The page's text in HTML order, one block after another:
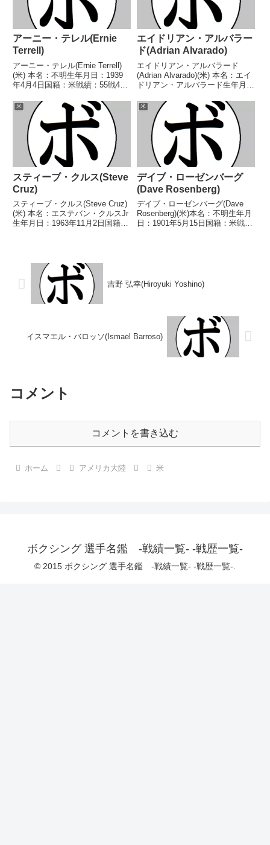
アーニー・テレル(Ernie
Terrell)
アーニー・テレル(Ernie Terrell)
(米) 本名：不明生年月日：1939
年4月4日国籍：米戦績：55戦46
米-イリノイ州ヘビー級王座WBA
世界ヘビー級王座 【戦歴】
1957/05/15 ○4R判...
エイドリアン・アルバラー
ド(Adrian Alvarado)
エイドリアン・アルバラード
(Adrian Alvarado)(米) 本名：エイ
ドリアン・アルバラード生年月
績：17戦12勝(6KO)3敗2分 【獲
得タイトル】なし 【戦歴】
2020/02/07 ○1RTK...
米
スティーブ・クルス(Steve
Cruz)
スティーブ・クルス(Steve Cruz)
(米) 本名：エステバン・クルスJr
生年月日：1963年11月2日国籍：
フェザー級王座 【戦歴】19...
米
デイブ・ローゼンバーグ
(Dave Rosenberg)
デイブ・ローゼンバーグ(Dave
Rosenberg)(米)本名：不明生年月
日：1901年5月15日国籍：米戦
吉野 弘幸(Hiroyuki Yoshino)
イスマエル・バロッソ(Ismael Barroso)
コメント
コメントを書き込む
ホーム アメリカ大陸 米
ボクシング 選手名鑑 -戦績一覧- -戦歴一覧-
© 2015 ボクシング 選手名鑑 -戦績一覧- -戦歴一覧-.